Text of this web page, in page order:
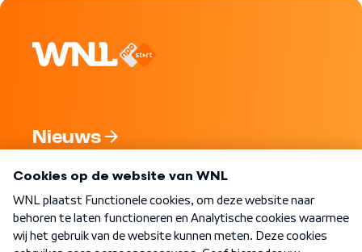
Nieuws
Nieuwsbrief
Word Lid